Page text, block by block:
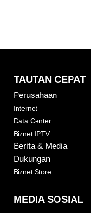
TAUTAN CEPAT
Perusahaan
Internet
Data Center
Biznet IPTV
Berita & Media
Dukungan
Biznet Store
MEDIA SOSIAL